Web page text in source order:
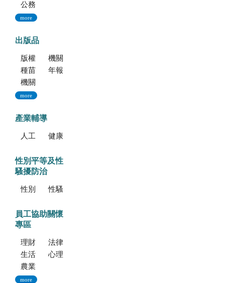
公務出國報告資訊網
more
出版品
版權聲明--本網站發表之所有文章，係為學術研究成果，不得引用於產品及食品之標示、宣傳及廣告。若不當引用，應自負法律責任。
機關簡介
種苗科技專訊
年報
機關誌
more
產業輔導
人工培植拖鞋蘭 健康種苗驗證
性別平等及性
騷擾防治
性別平等專區 性騷擾防治專區
員工協助關懷
專區
理財資源
法律資源
生活健康資源
心理資源
農業部特約員工協助方案諮詢服務
more